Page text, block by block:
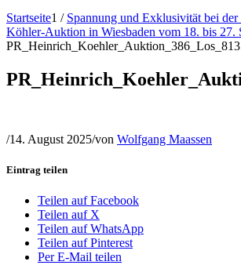
Startseite1 / Spannung und Exklusivität bei
Köhler-Auktion in Wiesbaden vom 18. bis 27.
/14. August 2025/von Wolfgang Maassen
Eintrag teilen
Teilen auf Facebook
Teilen auf X
Teilen auf WhatsApp
Teilen auf Pinterest
Per E-Mail teilen